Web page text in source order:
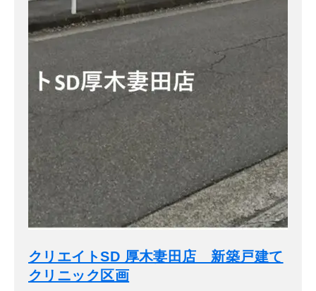
クリエイトSD 厚木妻田店 新築戸建て
クリニック区画